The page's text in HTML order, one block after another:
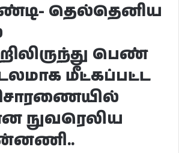
தெல்தெனிய
பெண்
மீட்கப்பட்ட
நுவரெலிய